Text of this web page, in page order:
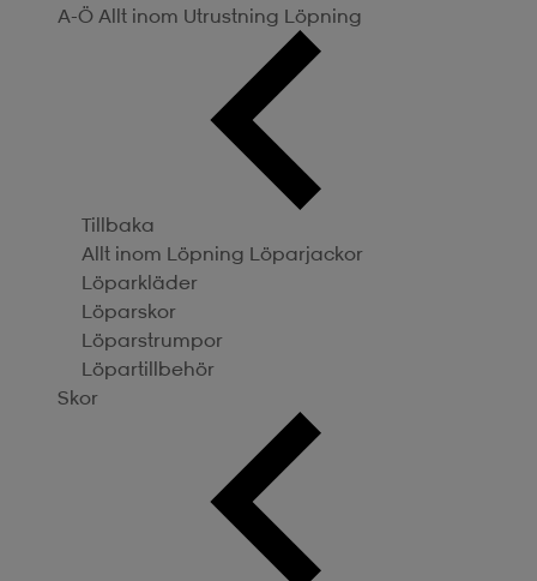
A-Ö Allt inom Utrustning Löpning
Tillbaka
Allt inom Löpning Löparjackor
Löparkläder
Löparskor
Löparstrumpor
Löpartillbehör
Skor